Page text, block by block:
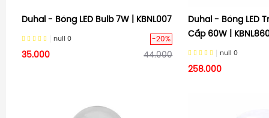
Duhal - Bóng LED Bulb 7W | KBNL007
null 0 -20%
35.000 44.000
Duhal - Bóng LED
Cấp 60W |
null 0
258.000